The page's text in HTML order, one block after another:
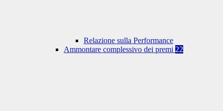
Relazione sulla Performance
Ammontare complessivo dei premi 22